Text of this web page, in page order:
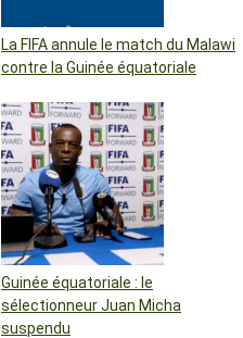
La FIFA annule le match du Malawi
contre la Guinée équatoriale
Guinée équatoriale : le
sélectionneur Juan Micha
suspendu